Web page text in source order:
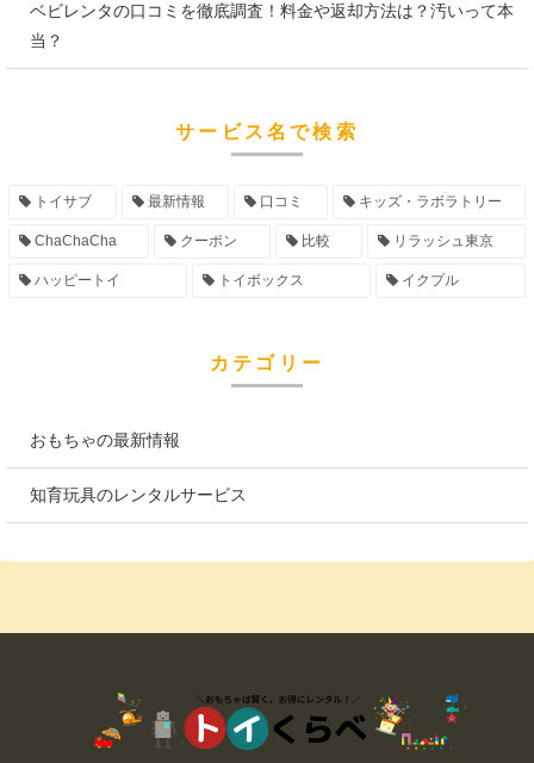
ベビレンタの口コミを徹底調査！料金や返却方法は？汚いって本
当？
サービス名で検索
トイサブ 最新情報 口コミ キッズ・ラボラトリー
ChaChaCha クーポン 比較 リラッシュ東京
ハッピートイ トイボックス イクプル
カテゴリー
おもちゃの最新情報
知育玩具のレンタルサービス